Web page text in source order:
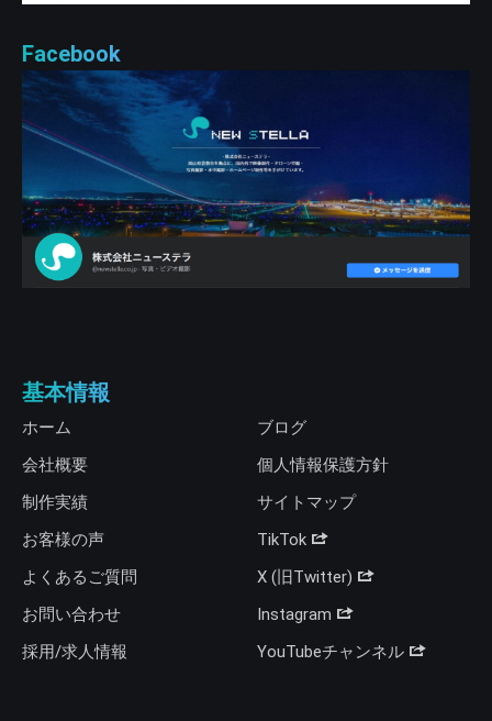
Facebook
基本情報
ホーム
会社概要
制作実績
お客様の声
よくあるご質問
お問い合わせ
採用/求人情報
ブログ
個人情報保護方針
サイトマップ
TikTok
X (旧Twitter)
Instagram
YouTubeチャンネル